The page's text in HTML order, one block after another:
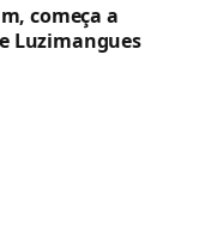
começa a
Luzimangues